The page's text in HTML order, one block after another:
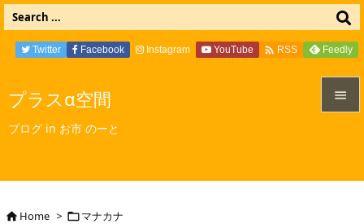
プラスα空間
ブログ in お市 のーと

Twitter Facebook Instagram YouTube  RSS Feedly
Home > マナカナ